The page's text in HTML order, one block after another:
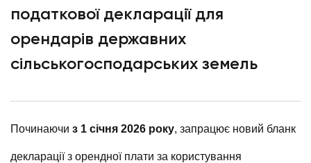
податкової декларації для
орендарів державних
сільськогосподарських земель
Починаючи з 1 січня 2026 року, запрацює новий бланк
декларації з орендної плати за користування